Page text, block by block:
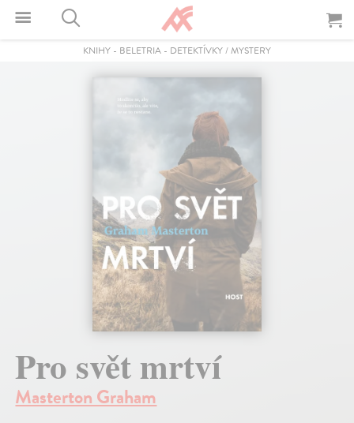
KNIHY - BELETRIA - DETEKTÍVKY / MYSTERY
Pro svět mrtví
Masterton Graham